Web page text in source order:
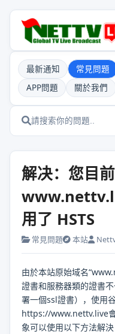
最新通知 常見問題
APP問題
關於我們
解决：您目
用了 HSTS
常見問題 本站
由於本站原始域名
證書和服務器類的證書
署一個ssl證書），使用
https://www.nettv.live
象可以使用以下方法解決